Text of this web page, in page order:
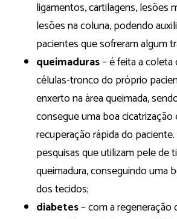
ligamentos, cartilagens, lesões
lesões na coluna, podendo
pacientes que sofreram algum
queimaduras– é feita a
células-tronco do próprio
enxerto na área queimada,
consegue uma boa cicatrização
recuperação rápida do
pesquisas que utilizam pele de
queimadura, conseguindo uma
dos tecidos;
diabetes– com a regeneração